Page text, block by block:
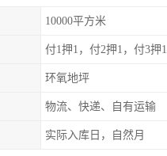
10000平方米
付1押1，付2押1，付3押1
环氧地坪
物流、快递、自有运输
实际入库日，自然月